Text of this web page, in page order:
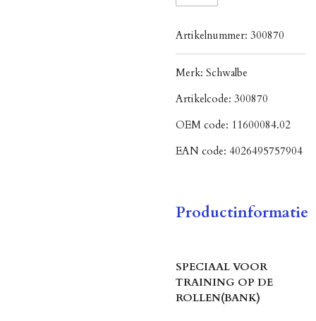
Artikelnummer: 300870
Merk: Schwalbe
Artikelcode: 300870
OEM code: 11600084.02
EAN code: 4026495757904
Productinformatie
SPECIAAL VOOR
TRAINING OP DE
ROLLEN(BANK)